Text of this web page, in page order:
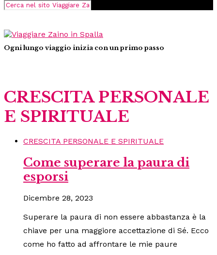
Ogni lungo viaggio inizia con un primo passo
CRESCITA PERSONALE
E SPIRITUALE
CRESCITA PERSONALE E SPIRITUALE
Come superare la paura di
esporsi
Dicembre 28, 2023
Superare la paura di non essere abbastanza è la
chiave per una maggiore accettazione di Sé. Ecco
come ho fatto ad affrontare le mie paure